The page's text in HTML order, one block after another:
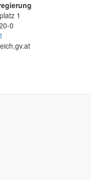
1
0